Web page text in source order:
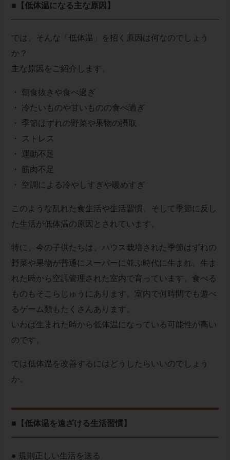
■【低体温になる主な原因】
では、そんな「低体温」を招く原因は何なのでしょう
か？
主な原因をご紹介します。
・ 朝食抜きや食べ過ぎ
・ 冷たいものや甘いものの食べ過ぎ
・ 季節はずれの野菜や果物の摂取
・ ストレス
・ 運動不足
・ 筋肉不足
・ 空調による冷やしすぎや暖めすぎ
このような乱れた食生活や生活習慣、そして季節に反し
た生活が低体温の原因とされています。
特に、今の子供たちは、ハウス栽培された季節はずれの
野菜や果物が普通にスーパーに並ぶ時代に生まれ、生ま
れた時から空調管理された室内で育っています。食べる
ものもそこらじゅうにあります。室内で何時間でも遊べ
るゲーム類もたくさんあります。
いわば生まれた時から低体温になっている可能性が高い
のです。
では低体温を改善するにはどうしたらいいのでしょう
か。
■【低体温を遠ざける生活習慣】
● 規則正しい生活を送る